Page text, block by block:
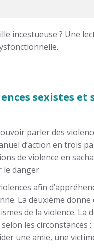
incestueuse ? Une
sexistes et
parler des
d’action en trois
de violence en
danger.
afin
La deuxième donne
de la violence. La
les circonstances :
une amie, une